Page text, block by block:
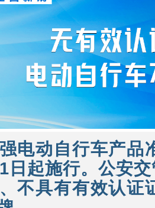
强电动自行车产
日起施行。公安
不具有有效认证